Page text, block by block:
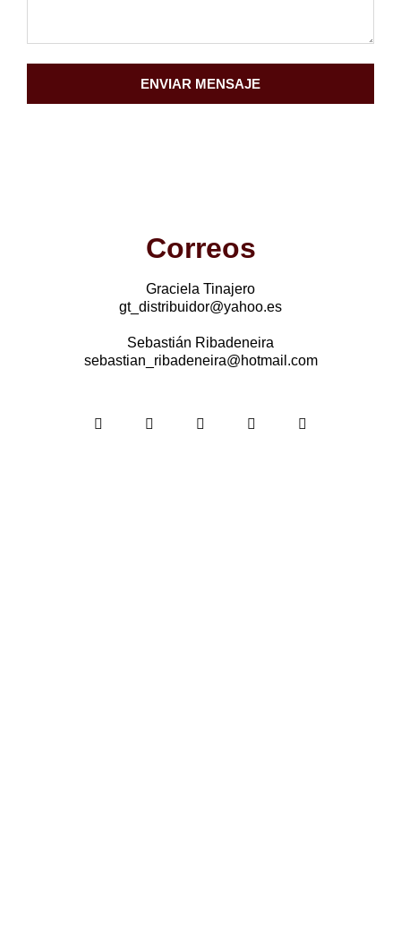
ENVIAR MENSAJE
Correos
Graciela Tinajero
gt_distribuidor@yahoo.es
Sebastián Ribadeneira
sebastian_ribadeneira@hotmail.com